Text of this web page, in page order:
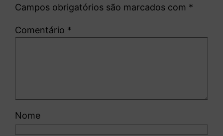
Campos obrigatórios são marcados com *
Comentário *
Nome